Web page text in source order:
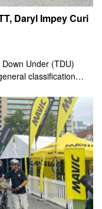
Daryl Impey Curi
Under (TDU)
classification
Hill, Minggu (26/1).